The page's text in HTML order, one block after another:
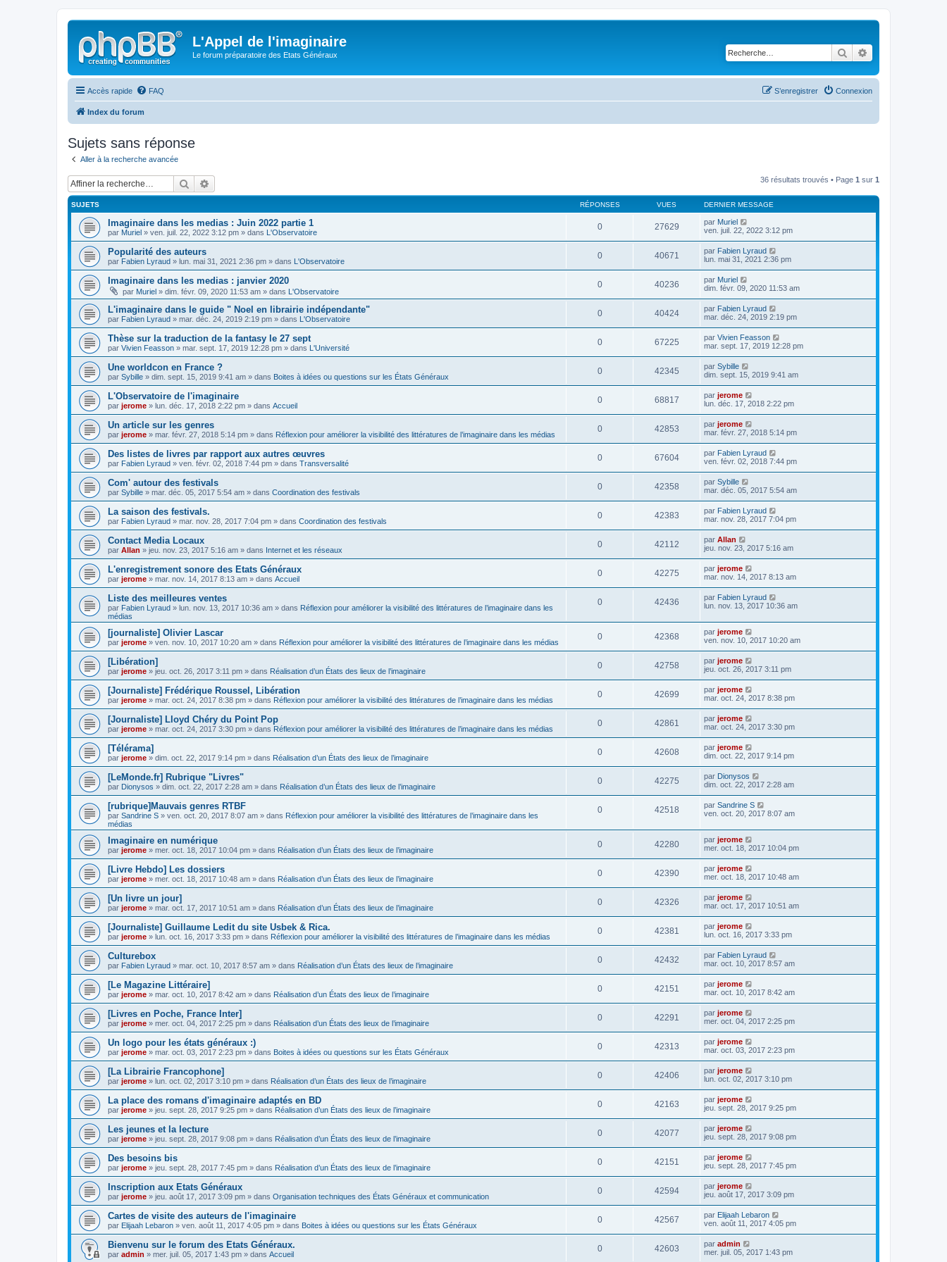
L'Appel de l'imaginaire
Le forum préparatoire des Etats Généraux Rechercher
Accès rapide FAQ Connexion
S’enregistrer
Index du forum
Sujets sans réponse
Aller à la recherche avancée
Rechercher 36 résultats trouvés • Page 1 sur 1
SUJETS RÉPONSES VUES DERNIER MESSAGE
Imaginaire dans les medias : Juin 2022 partie 1
par Muriel » ven. juil. 22, 2022 3:12 pm » dans L'Observatoire
0 27629 par Muriel
ven. juil. 22, 2022 3:12 pm
Popularité des auteurs
par Fabien Lyraud » lun. mai 31, 2021 2:36 pm » dans L'Observatoire
0 40671 par Fabien Lyraud
lun. mai 31, 2021 2:36 pm
Imaginaire dans les medias : janvier 2020
par Muriel » dim. févr. 09, 2020 11:53 am » dans L'Observatoire
0 40236 par Muriel
dim. févr. 09, 2020 11:53 am
L'imaginaire dans le guide " Noel en librairie indépendante"
par Fabien Lyraud » mar. déc. 24, 2019 2:19 pm » dans L'Observatoire
0 40424 par Fabien Lyraud
mar. déc. 24, 2019 2:19 pm
Thèse sur la traduction de la fantasy le 27 sept
par Vivien Feasson » mar. sept. 17, 2019 12:28 pm » dans L'Université
0 67225 par Vivien Feasson
mar. sept. 17, 2019 12:28 pm
Une worldcon en France ?
par Sybille » dim. sept. 15, 2019 9:41 am » dans Boites à idées ou questions sur les États Généraux
0 42345 par Sybille
dim. sept. 15, 2019 9:41 am
L'Observatoire de l'imaginaire
par jerome » lun. déc. 17, 2018 2:22 pm » dans Accueil
0 68817 par jerome
lun. déc. 17, 2018 2:22 pm
Un article sur les genres
par jerome » mar. févr. 27, 2018 5:14 pm » dans Réflexion pour améliorer la visibilité des littératures de l’imaginaire dans les médias
0 42853 par jerome
mar. févr. 27, 2018 5:14 pm
Des listes de livres par rapport aux autres œuvres
par Fabien Lyraud » ven. févr. 02, 2018 7:44 pm » dans Transversalité
0 67604 par Fabien Lyraud
ven. févr. 02, 2018 7:44 pm
Com' autour des festivals
par Sybille » mar. déc. 05, 2017 5:54 am » dans Coordination des festivals
0 42358 par Sybille
mar. déc. 05, 2017 5:54 am
La saison des festivals.
par Fabien Lyraud » mar. nov. 28, 2017 7:04 pm » dans Coordination des festivals
0 42383 par Fabien Lyraud
mar. nov. 28, 2017 7:04 pm
Contact Media Locaux
par Allan » jeu. nov. 23, 2017 5:16 am » dans Internet et les réseaux
0 42112 par Allan
jeu. nov. 23, 2017 5:16 am
L'enregistrement sonore des Etats Généraux
par jerome » mar. nov. 14, 2017 8:13 am » dans Accueil
0 42275 par jerome
mar. nov. 14, 2017 8:13 am
Liste des meilleures ventes
par Fabien Lyraud » lun. nov. 13, 2017 10:36 am » dans Réflexion pour améliorer la visibilité des littératures de l’imaginaire dans les
médias
0 42436 par Fabien Lyraud
lun. nov. 13, 2017 10:36 am
[journaliste] Olivier Lascar
par jerome » ven. nov. 10, 2017 10:20 am » dans Réflexion pour améliorer la visibilité des littératures de l’imaginaire dans les médias
0 42368 par jerome
ven. nov. 10, 2017 10:20 am
[Libération]
par jerome » jeu. oct. 26, 2017 3:11 pm » dans Réalisation d’un États des lieux de l’imaginaire
0 42758 par jerome
jeu. oct. 26, 2017 3:11 pm
[Journaliste] Frédérique Roussel, Libération
par jerome » mar. oct. 24, 2017 8:38 pm » dans Réflexion pour améliorer la visibilité des littératures de l’imaginaire dans les médias
0 42699 par jerome
mar. oct. 24, 2017 8:38 pm
[Journaliste] Lloyd Chéry du Point Pop
par jerome » mar. oct. 24, 2017 3:30 pm » dans Réflexion pour améliorer la visibilité des littératures de l’imaginaire dans les médias
0 42861 par jerome
mar. oct. 24, 2017 3:30 pm
[Télérama]
par jerome » dim. oct. 22, 2017 9:14 pm » dans Réalisation d’un États des lieux de l’imaginaire
0 42608 par jerome
dim. oct. 22, 2017 9:14 pm
[LeMonde.fr] Rubrique "Livres"
par Dionysos » dim. oct. 22, 2017 2:28 am » dans Réalisation d’un États des lieux de l’imaginaire
0 42275 par Dionysos
dim. oct. 22, 2017 2:28 am
[rubrique]Mauvais genres RTBF
par Sandrine S » ven. oct. 20, 2017 8:07 am » dans Réflexion pour améliorer la visibilité des littératures de l’imaginaire dans les
médias
0 42518 par Sandrine S
ven. oct. 20, 2017 8:07 am
Imaginaire en numérique
par jerome » mer. oct. 18, 2017 10:04 pm » dans Réalisation d’un États des lieux de l’imaginaire
0 42280 par jerome
mer. oct. 18, 2017 10:04 pm
[Livre Hebdo] Les dossiers
par jerome » mer. oct. 18, 2017 10:48 am » dans Réalisation d’un États des lieux de l’imaginaire
0 42390 par jerome
mer. oct. 18, 2017 10:48 am
[Un livre un jour]
par jerome » mar. oct. 17, 2017 10:51 am » dans Réalisation d’un États des lieux de l’imaginaire
0 42326 par jerome
mar. oct. 17, 2017 10:51 am
[Journaliste] Guillaume Ledit du site Usbek & Rica.
par jerome » lun. oct. 16, 2017 3:33 pm » dans Réflexion pour améliorer la visibilité des littératures de l’imaginaire dans les médias
0 42381 par jerome
lun. oct. 16, 2017 3:33 pm
Culturebox
par Fabien Lyraud » mar. oct. 10, 2017 8:57 am » dans Réalisation d’un États des lieux de l’imaginaire
0 42432 par Fabien Lyraud
mar. oct. 10, 2017 8:57 am
[Le Magazine Littéraire]
par jerome » mar. oct. 10, 2017 8:42 am » dans Réalisation d’un États des lieux de l’imaginaire
0 42151 par jerome
mar. oct. 10, 2017 8:42 am
[Livres en Poche, France Inter]
par jerome » mer. oct. 04, 2017 2:25 pm » dans Réalisation d’un États des lieux de l’imaginaire
0 42291 par jerome
mer. oct. 04, 2017 2:25 pm
Un logo pour les états généraux :)
par jerome » mar. oct. 03, 2017 2:23 pm » dans Boites à idées ou questions sur les États Généraux
0 42313 par jerome
mar. oct. 03, 2017 2:23 pm
[La Librairie Francophone]
par jerome » lun. oct. 02, 2017 3:10 pm » dans Réalisation d’un États des lieux de l’imaginaire
0 42406 par jerome
lun. oct. 02, 2017 3:10 pm
La place des romans d'imaginaire adaptés en BD
par jerome » jeu. sept. 28, 2017 9:25 pm » dans Réalisation d’un États des lieux de l’imaginaire
0 42163 par jerome
jeu. sept. 28, 2017 9:25 pm
Les jeunes et la lecture
par jerome » jeu. sept. 28, 2017 9:08 pm » dans Réalisation d’un États des lieux de l’imaginaire
0 42077 par jerome
jeu. sept. 28, 2017 9:08 pm
Des besoins bis
par jerome » jeu. sept. 28, 2017 7:45 pm » dans Réalisation d’un États des lieux de l’imaginaire
0 42151 par jerome
jeu. sept. 28, 2017 7:45 pm
Inscription aux Etats Généraux
par jerome » jeu. août 17, 2017 3:09 pm » dans Organisation techniques des États Généraux et communication
0 42594 par jerome
jeu. août 17, 2017 3:09 pm
Cartes de visite des auteurs de l'imaginaire
par Elijaah Lebaron » ven. août 11, 2017 4:05 pm » dans Boites à idées ou questions sur les États Généraux
0 42567 par Elijaah Lebaron
ven. août 11, 2017 4:05 pm
Bienvenu sur le forum des Etats Généraux.
par admin » mer. juil. 05, 2017 1:43 pm » dans Accueil
0 42603 par admin
mer. juil. 05, 2017 1:43 pm